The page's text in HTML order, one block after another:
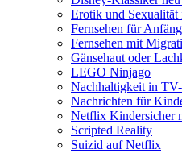
Erotik und Sexualität
Fernsehen für
Fernsehen mit
Gänsehaut oder
LEGO Ninjago
Nachhaltigkeit in
Nachrichten für
Netflix Kindersicher
Scripted Reality
Suizid auf Netflix